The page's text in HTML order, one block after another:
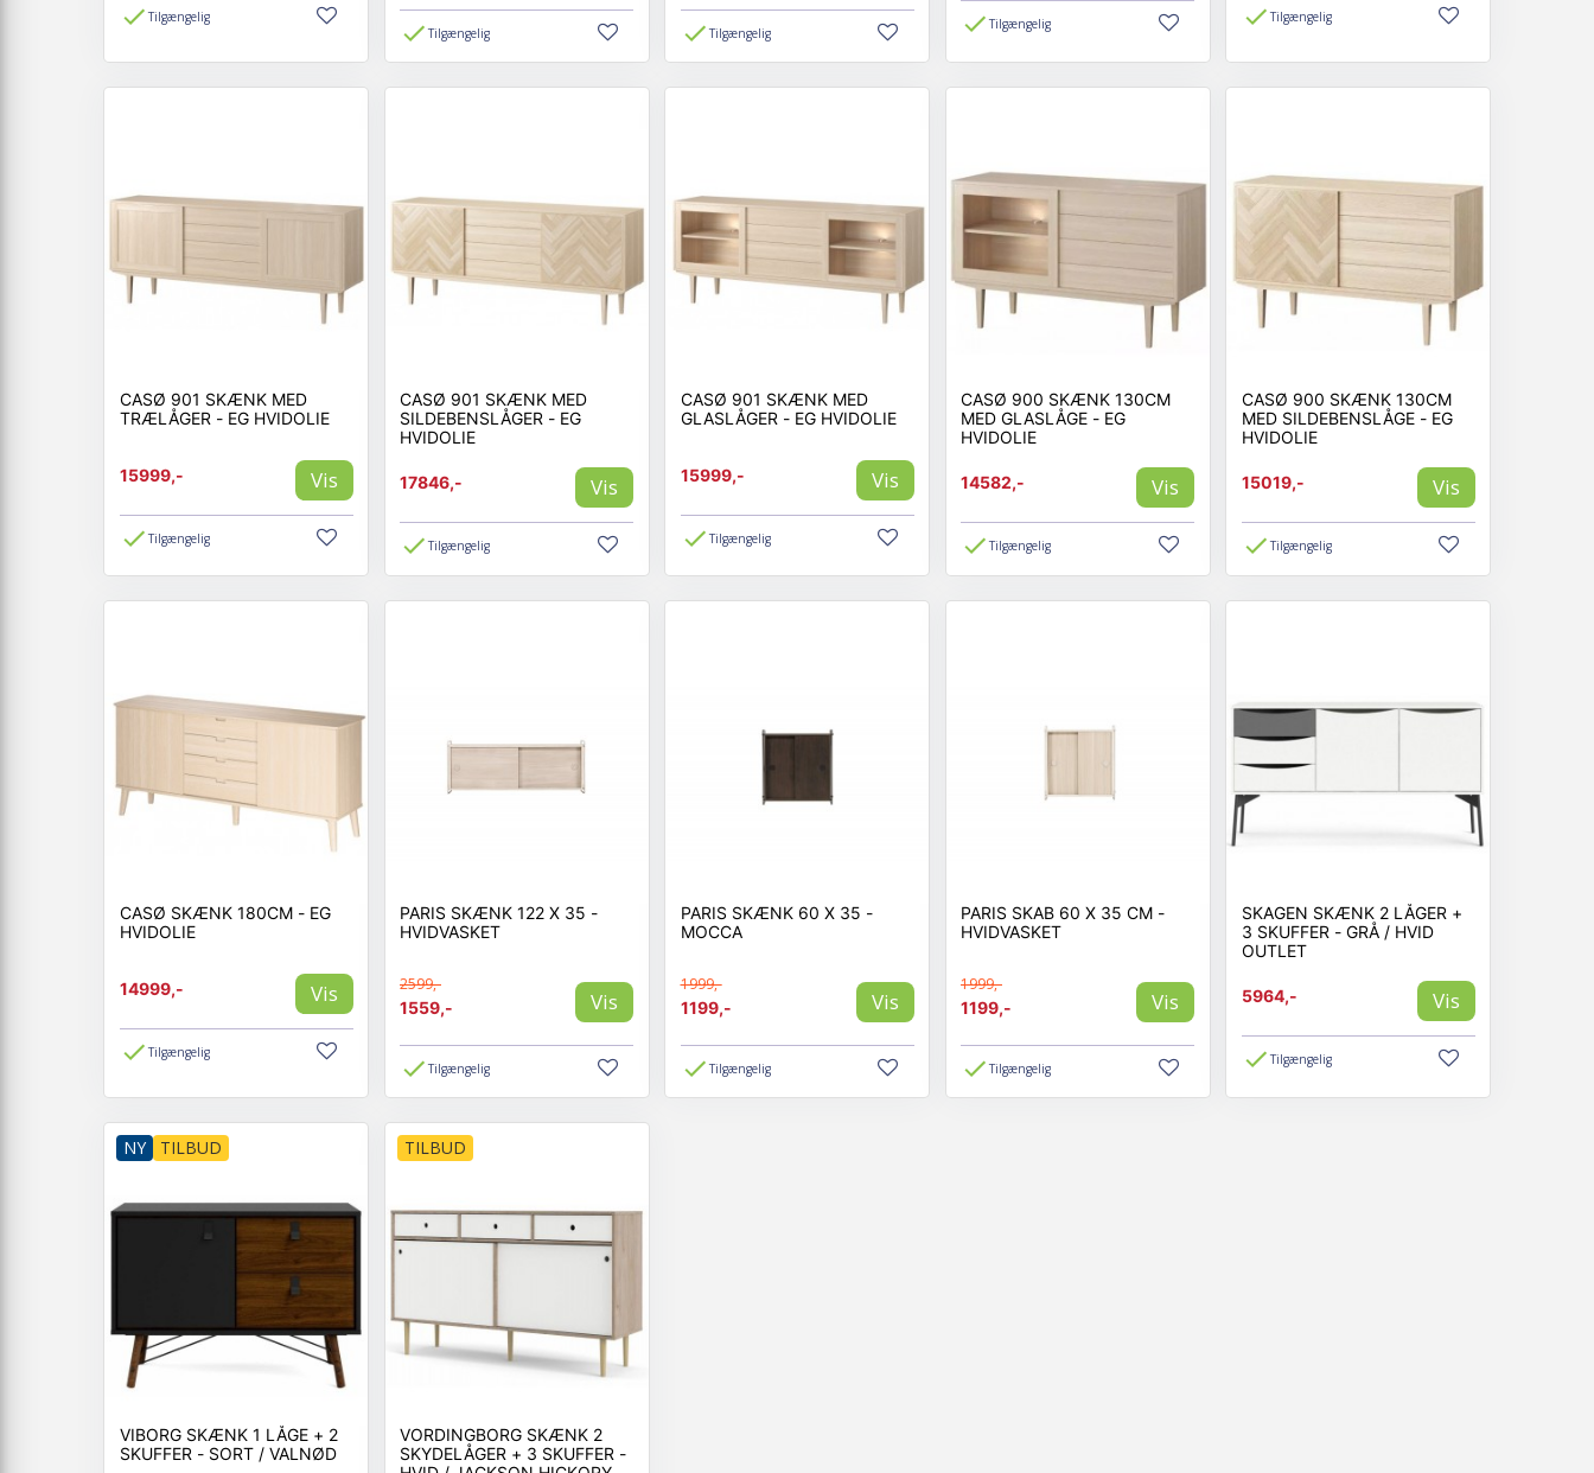
Tilgængelig
Tilgængelig Tilgængelig
Tilgængelig Tilgængelig
CASØ 901 SKÆNK MED
TRÆLÅGER - EG HVIDOLIE
15999,- Vis
Tilgængelig
CASØ 901 SKÆNK MED
SILDEBENSLÅGER - EG
HVIDOLIE
17846,- Vis
Tilgængelig
CASØ 901 SKÆNK MED
GLASLÅGER - EG HVIDOLIE
15999,- Vis
Tilgængelig
CASØ 900 SKÆNK 130CM
MED GLASLÅGE - EG
HVIDOLIE
14582,- Vis
Tilgængelig
CASØ 900 SKÆNK 130CM
MED SILDEBENSLÅGE - EG
HVIDOLIE
15019,- Vis
Tilgængelig
CASØ SKÆNK 180CM - EG
HVIDOLIE
14999,- Vis
Tilgængelig
PARIS SKÆNK 122 X 35 -
HVIDVASKET
2599,-
1559,-
Vis
Tilgængelig
PARIS SKÆNK 60 X 35 -
MOCCA
1999,-
1199,-
Vis
Tilgængelig
PARIS SKAB 60 X 35 CM -
HVIDVASKET
1999,-
1199,-
Vis
Tilgængelig
SKAGEN SKÆNK 2 LÅGER +
3 SKUFFER - GRÅ / HVID
OUTLET
5964,- Vis
Tilgængelig
NY TILBUD
VIBORG SKÆNK 1 LÅGE + 2
SKUFFER - SORT / VALNØD
TILBUD
VORDINGBORG SKÆNK 2
SKYDELÅGER + 3 SKUFFER -